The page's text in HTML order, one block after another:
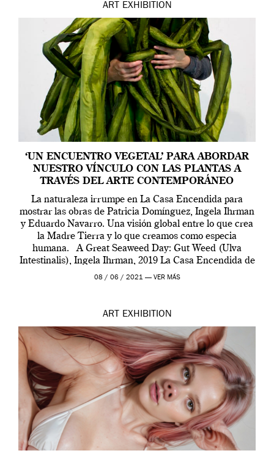
ART EXHIBITION
‘UN ENCUENTRO VEGETAL’ PARA ABORDAR
NUESTRO VÍNCULO CON LAS PLANTAS A
TRAVÉS DEL ARTE CONTEMPORÁNEO
La naturaleza irrumpe en La Casa Encendida para
mostrar las obras de Patricia Domínguez, Ingela Ihrman
y Eduardo Navarro. Una visión global entre lo que crea
la Madre Tierra y lo que creamos como especia
humana. A Great Seaweed Day: Gut Weed (Ulva
Intestinalis), Ingela Ihrman, 2019 La Casa Encendida de
Madrid y la Wellcome […]
08 / 06 / 2021 — VER MÁS
ART EXHIBITION